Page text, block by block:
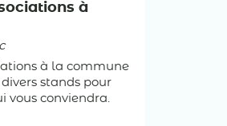
à
à la commune
stands pour
vous conviendra.